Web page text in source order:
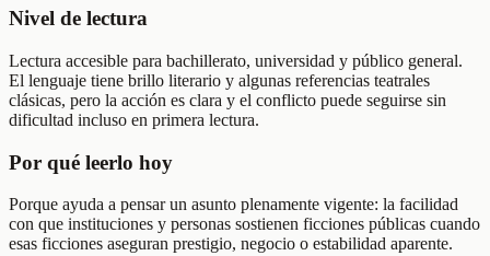
Nivel de lectura
Lectura accesible para bachillerato, universidad y público general.
El lenguaje tiene brillo literario y algunas referencias teatrales
clásicas, pero la acción es clara y el conflicto puede seguirse sin
dificultad incluso en primera lectura.
Por qué leerlo hoy
Porque ayuda a pensar un asunto plenamente vigente: la facilidad
con que instituciones y personas sostienen ficciones públicas cuando
esas ficciones aseguran prestigio, negocio o estabilidad aparente.